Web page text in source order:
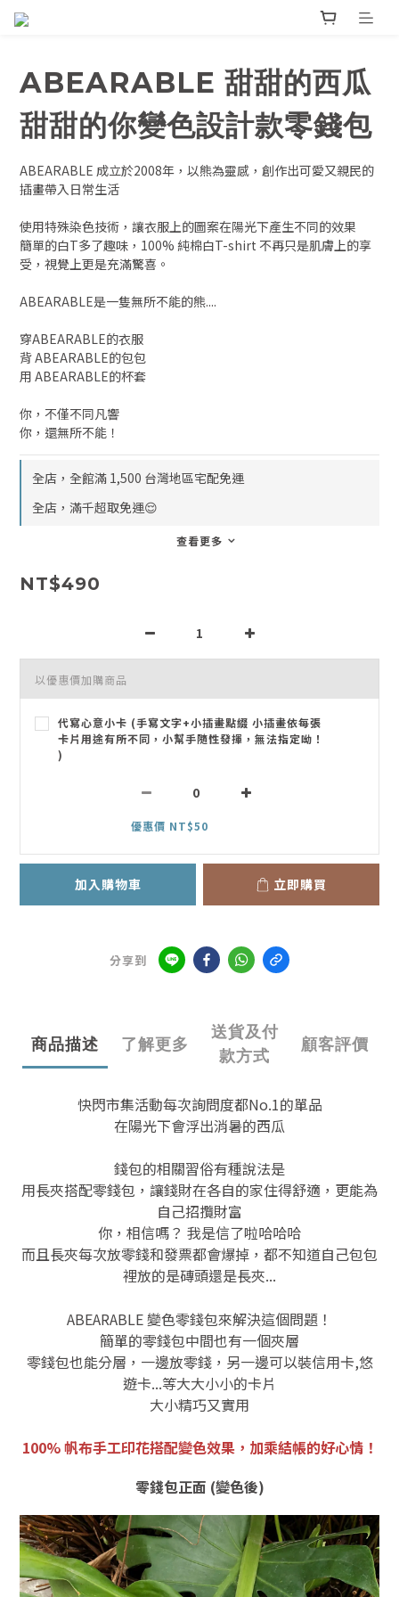
ABEARABLE 甜甜的西瓜
甜甜的你變色設計款零錢包
ABEARABLE 成立於2008年，以熊為靈感，創作出可愛又親民的
插畫帶入日常生活
使用特殊染色技術，讓衣服上的圖案在陽光下產生不同的效果
簡單的白T多了趣味，100% 純棉白T-shirt 不再只是肌膚上的享
受，視覺上更是充滿驚喜。
ABEARABLE是一隻無所不能的熊....
穿ABEARABLE的衣服
背 ABEARABLE的包包
用 ABEARABLE的杯套
你，不僅不同凡響
你，還無所不能！
全店，全館滿 1,500 台灣地區宅配免運
全店，滿千超取免運😌
查看更多
NT$490
以優惠價加購商品
代寫心意小卡 (手寫文字+小插畫點綴 小插畫依每張
卡片用途有所不同，小幫手隨性發揮，無法指定呦！
)
優惠價 NT$50
加入購物車 立即購買
分享到
商品描述 了解更多
送貨及付
款方式
顧客評價
快閃市集活動每次詢問度都No.1的單品
在陽光下會浮出消暑的西瓜
錢包的相關習俗有種說法是
用長夾搭配零錢包，讓錢財在各自的家住得舒適，更能為
自己招攬財富
你，相信嗎？ 我是信了啦哈哈哈
而且長夾每次放零錢和發票都會爆掉，都不知道自己包包
裡放的是磚頭還是長夾...
ABEARABLE 變色零錢包來解決這個問題！
簡單的零錢包中間也有一個夾層
零錢包也能分層，一邊放零錢，另一邊可以裝信用卡,悠
遊卡...等大大小小的卡片
大小精巧又實用
100%帆布手工印花搭配變色效果，加乘結帳的好心情！
零錢包正面 (變色後)